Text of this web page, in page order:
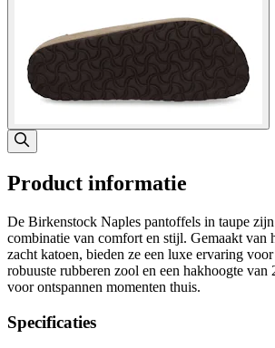
Product informatie
De Birkenstock Naples pantoffels in taupe
combinatie van comfort en stijl. Gemaakt van
zacht katoen, bieden ze een luxe ervaring
robuuste rubberen zool en een hakhoogte van
voor ontspannen momenten thuis.
Specificaties